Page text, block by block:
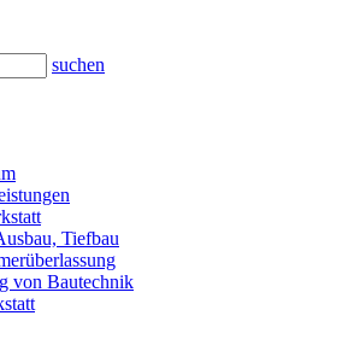
suchen
Tiefbau
von Bautechnik